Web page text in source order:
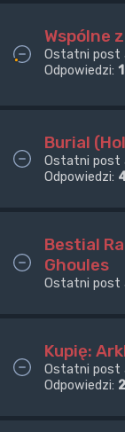
Wspólne
Ostatni post
Odpowiedzi:
Burial
Ostatni post
Odpowiedzi:
Bestial
Ghoules
Ostatni post
Kupię:
Ostatni post
Odpowiedzi: 2